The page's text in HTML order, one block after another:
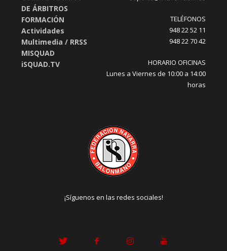
DE ÁRBITROS
FORMACIÓN
Actividades
Multimedia / RRSS
MISQUAD
iSQUAD.TV
TELÉFONOS
948 22 52 11
948 22 70 42
HORARIO OFICINAS
Lunes a Viernes de 10:00 a 14:00
horas
¡Síguenos en las redes sociales!